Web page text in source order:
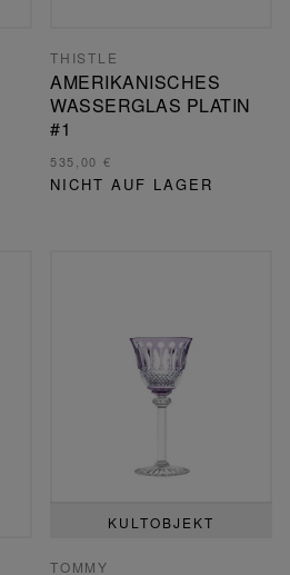
THISTLE
AMERIKANISCHES
WASSERGLAS PLATIN
#1
535,00 €
NICHT AUF LAGER
KULTOBJEKT
TOMMY